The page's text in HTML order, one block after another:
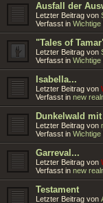
Ausfall der
Letzter Beitrag von
Verfasst in Wichtige
"Tales of
Letzter Beitrag von
Verfasst in Wichtige
Isabella...
Letzter Beitrag von
Verfasst in new
Dunkelwald
Letzter Beitrag von
Verfasst in Wichtige
Garreval...
Letzter Beitrag von
Verfasst in new
Testament
Letzter Beitrag von